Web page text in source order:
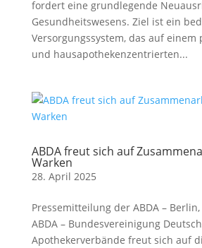
fordert eine grundlegende
Gesundheitswesens. Ziel ist ein
Versorgungssystem, das auf
und hausapothekenzentrierten...
ABDA freut sich auf
Warken
28. April 2025
Pressemitteilung der ABDA – Berlin,
ABDA – Bundesvereinigung
Apothekerverbände freut sich auf